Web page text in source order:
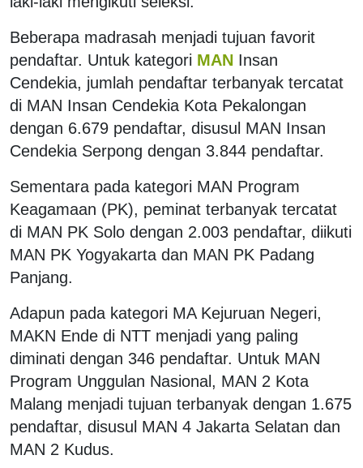
Beberapa madrasah menjadi tujuan favorit
pendaftar. Untuk kategori MAN Insan
Cendekia, jumlah pendaftar terbanyak tercatat
di MAN Insan Cendekia Kota Pekalongan
dengan 6.679 pendaftar, disusul MAN Insan
Cendekia Serpong dengan 3.844 pendaftar.
Sementara pada kategori MAN Program
Keagamaan (PK), peminat terbanyak tercatat
di MAN PK Solo dengan 2.003 pendaftar, diikuti
MAN PK Yogyakarta dan MAN PK Padang
Panjang.
Adapun pada kategori MA Kejuruan Negeri,
MAKN Ende di NTT menjadi yang paling
diminati dengan 346 pendaftar. Untuk MAN
Program Unggulan Nasional, MAN 2 Kota
Malang menjadi tujuan terbanyak dengan 1.675
pendaftar, disusul MAN 4 Jakarta Selatan dan
MAN 2 Kudus.